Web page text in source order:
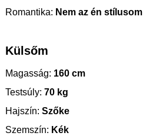
Romantika: Nem az én stílusom
Külsőm
Magasság: 160 cm
Testsúly: 70 kg
Hajszín: Szőke
Szemszín: Kék